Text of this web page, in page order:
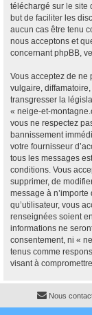
téléchargé sur le site
but de faciliter les
aucun cas être tenu
nous acceptons et
concernant phpBB,
Vous acceptez de ne
vulgaire,
transgresser la
« neige-et-
vous ne respectez
bannissement
votre fournisseur
tous les messages
conditions. Vous
supprimer, de
message à
qu’utilisateur, vous
renseignées soient
informations ne
consentement, ni «
tenus comme
visant à
Nous